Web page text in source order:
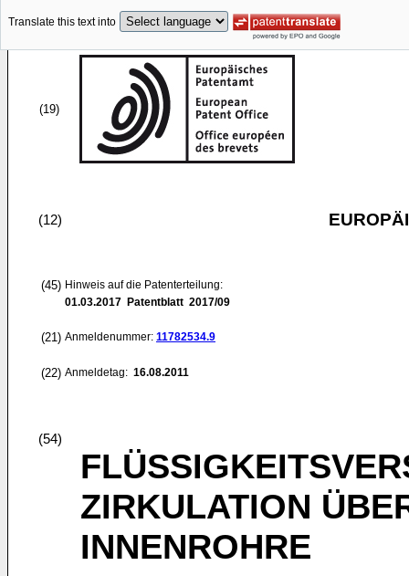
Translate this text into
(19)
(12)
(45) Hinweis auf die Patenterteilung:
01.03.2017 Patentblatt 2017/09
(21) Anmeldenummer: 11782534.9
(22) Anmeldetag: 16.08.2011
(54)
ZIRKULATION
INNENROHRE